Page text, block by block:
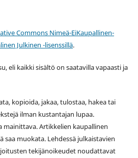
Commons Nimeä-EiKaupallinen-
Julkinen -lisenssillä.
eli kaikki sisältö on saatavilla vapaasti ja
kopioida, jakaa, tulostaa, hakea tai
ilman kustantajan lupaa.
mainittava. Artikkelien kaupallinen
muokata. Lehdessä julkaistavien
tekijänoikeudet noudattavat